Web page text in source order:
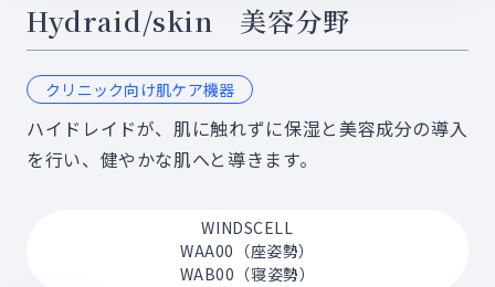
Hydraid/skin 美容分野
クリニック向け肌ケア機器
ハイドレイドが、肌に触れずに保湿と美容成分の導入
を行い、健やかな肌へと導きます。
WINDSCELL
WAA00（座姿勢）
WAB00（寝姿勢）